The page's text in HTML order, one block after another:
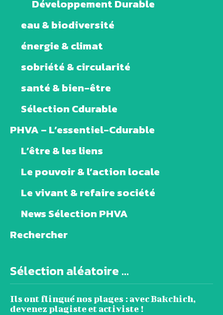
Développement Durable
eau & biodiversité
énergie & climat
sobriété & circularité
santé & bien-être
Sélection Cdurable
PHVA – L’essentiel-Cdurable
L’être & les liens
Le pouvoir & l’action locale
Le vivant & refaire société
News Sélection PHVA
Rechercher
Sélection aléatoire ...
Ils ont flingué nos plages : avec Bakchich,
devenez plagiste et activiste !